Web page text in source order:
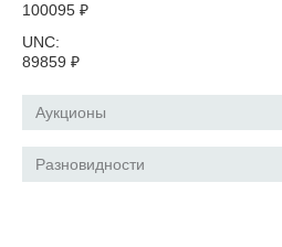
100095 ₽
UNC:
89859 ₽
Аукционы
Разновидности